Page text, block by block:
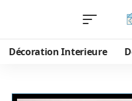
Décoration Interieure